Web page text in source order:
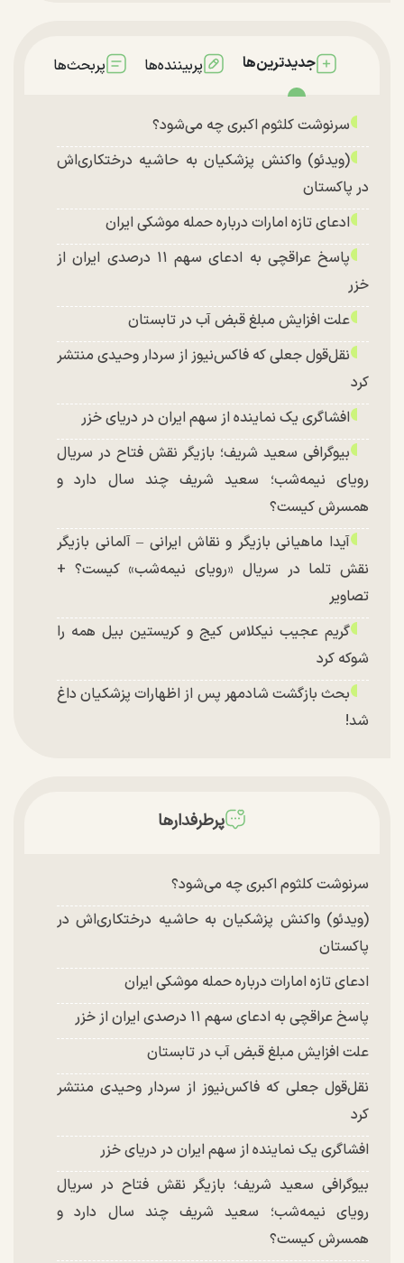
جدیدترین‌ها پربیننده‌ها پربحث‌ها
سرنوشت کلثوم اکبری چه می‌شود؟
(ویدئو) واکنش پزشکیان به حاشیه درختکاری‌اش
در پاکستان
ادعای تازه امارات درباره حمله موشکی ایران
پاسخ عراقچی به ادعای سهم ۱۱ درصدی ایران از
خزر
علت افزایش مبلغ قبض آب در تابستان
نقل‌قول جعلی که فاکس‌نیوز از سردار وحیدی منتشر
کرد
افشاگری یک نماینده از سهم ایران در دریای خزر
بیوگرافی سعید شریف؛ بازیگر نقش فتاح در سریال
رویای نیمه‌شب؛ سعید شریف چند سال دارد و
همسرش کیست؟
آیدا ماهیانی بازیگر و نقاش ایرانی – آلمانی بازیگر
نقش تلما در سریال «رویای نیمه‌شب» کیست؟ +
تصاویر
گریم عجیب نیکلاس کیج و کریستین بیل همه را
شوکه کرد
بحث بازگشت شادمهر پس از اظهارات پزشکیان داغ
شد!
توافق با آمریکا در انتظار تایید نهایی شعام؟
شد
پرطرفدارها
سرنوشت کلثوم اکبری چه می‌شود؟
(ویدئو) واکنش پزشکیان به حاشیه درختکاری‌اش در
پاکستان
ادعای تازه امارات درباره حمله موشکی ایران
پاسخ عراقچی به ادعای سهم ۱۱ درصدی ایران از خزر
علت افزایش مبلغ قبض آب در تابستان
نقل‌قول جعلی که فاکس‌نیوز از سردار وحیدی منتشر
کرد
افشاگری یک نماینده از سهم ایران در دریای خزر
بیوگرافی سعید شریف؛ بازیگر نقش فتاح در سریال
رویای نیمه‌شب؛ سعید شریف چند سال دارد و
همسرش کیست؟